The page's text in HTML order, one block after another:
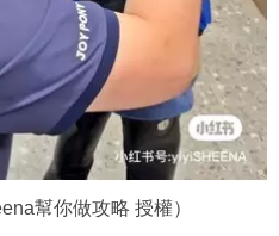
幫你做攻略 授權）